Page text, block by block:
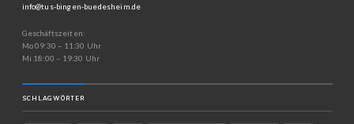
info@tus-bingen-buedesheim.de
Geschäftszeiten:
Mo 09:30 – 11:30 Uhr
Mi 18:00 – 19:30 Uhr
SCHLAGWÖRTER